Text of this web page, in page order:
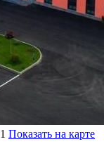
Показать на карте